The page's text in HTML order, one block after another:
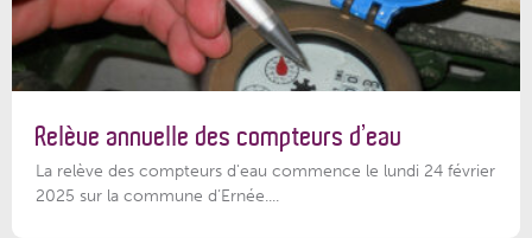
Relève annuelle des compteurs d’eau
La relève des compteurs d'eau commence le lundi 24 février
2025 sur la commune d’Ernée....